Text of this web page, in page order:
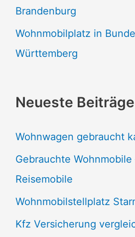
Brandenburg
Wohnmobilplatz in
Württemberg
Neueste Beiträge
Wohnwagen gebraucht
Gebrauchte
Reisemobile
Wohnmobilstellplatz
Kfz Versicherung